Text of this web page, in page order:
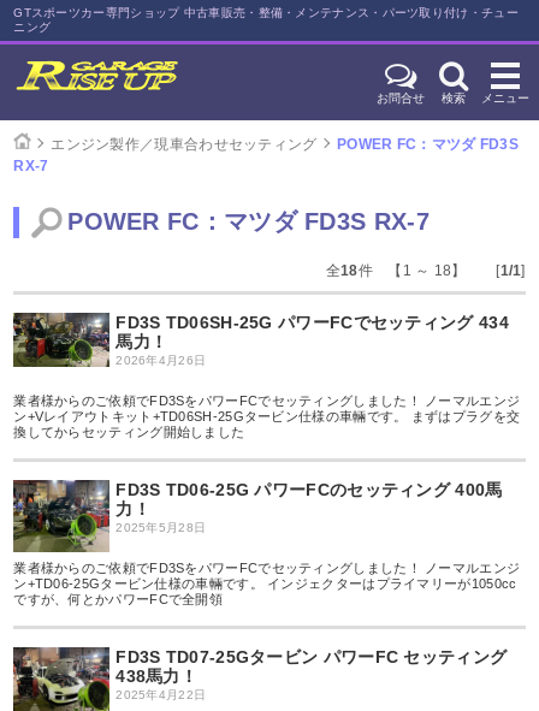
GTスポーツカー専門ショップ 中古車販売・整備・メンテナンス・パーツ取り付け・チュー
ニング
お問合せ 検索 メニュー
エンジン製作／現車合わせセッティング
POWER FC：マツダ FD3S
RX-7
POWER FC：マツダ FD3S RX-7
全18件 【1 ～ 18】 [1/1]
FD3S TD06SH-25G パワーFCでセッティング 434
馬力！
2026年4月26日
業者様からのご依頼でFD3SをパワーFCでセッティングしました！ ノーマルエンジ
ン+Vレイアウトキット+TD06SH-25Gタービン仕様の車輛です。 まずはプラグを交
換してからセッティング開始しました
FD3S TD06-25G パワーFCのセッティング 400馬
力！
2025年5月28日
業者様からのご依頼でFD3SをパワーFCでセッティングしました！ ノーマルエンジ
ン+TD06-25Gタービン仕様の車輛です。 インジェクターはプライマリーが1050cc
ですが、何とかパワーFCで全開領
FD3S TD07-25Gタービン パワーFC セッティング
438馬力！
2025年4月22日